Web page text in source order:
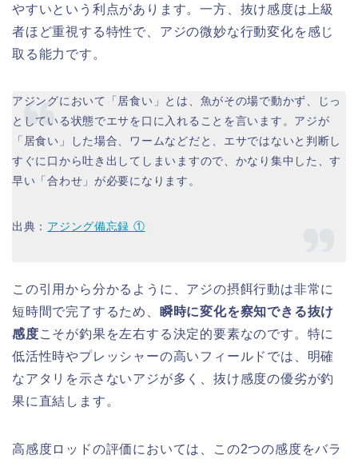
やすいという利点があります。一方、抜け感度は上級
者ほど重視する特性で、アジの微妙な行動変化を感じ
取る能力です。
アジングにおいて「居食い」とは、魚がその場で動かず、じっ
としている状態でエサを口に入れることを言います。アジが
「居食い」した場合、ワームなどだと、エサではないと判断し
すぐに口から吐き出してしまいますので、かなり集中した、す
早い「合わせ」が必要になります。
出典： アジング備忘録 ①
この引用から分かるように、アジの摂餌行動は非常に
短時間で完了するため、 瞬時に変化を察知できる抜け
感度こそが釣果を左右する決定的要素なのです。特に
低活性時やプレッシャーの高いフィールドでは、明確
なアタリを示さないアジが多く、抜け感度の優劣が釣
果に直結します。
高感度ロッドの評価においては、この2つの感度をバラ